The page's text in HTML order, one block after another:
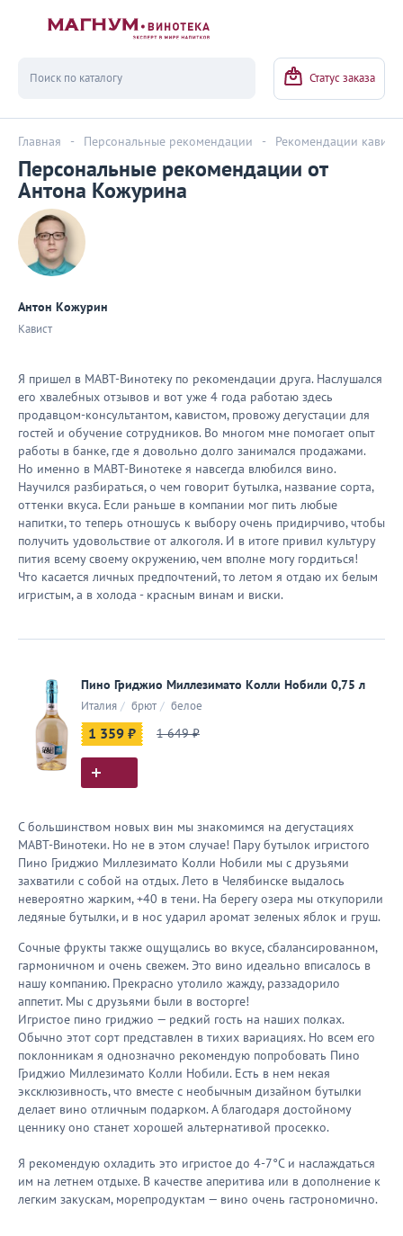
Статус заказа
Главная - Персональные рекомендации - Рекомендации
Персональные рекомендации от
Антона Кожурина
Антон Кожурин
Кавист
Я пришел в МАВТ-Винотеку по рекомендации друга. Наслушался
его хвалебных отзывов и вот уже 4 года работаю здесь
продавцом-консультантом, кавистом, провожу дегустации для
гостей и обучение сотрудников. Во многом мне помогает опыт
работы в банке, где я довольно долго занимался продажами.
Но именно в МАВТ-Винотеке я навсегда влюбился вино.
Научился разбираться, о чем говорит бутылка, название сорта,
оттенки вкуса. Если раньше в компании мог пить любые
напитки, то теперь отношусь к выбору очень придирчиво, чтобы
получить удовольствие от алкоголя. И в итоге привил культуру
пития всему своему окружению, чем вполне могу гордиться!
Что касается личных предпочтений, то летом я отдаю их белым
игристым, а в холода - красным винам и виски.
Пино Гриджио Миллезимато Колли Нобили 0,75 л
Италия / брют / белое
1 359 ₽ 1 649 ₽
С большинством новых вин мы знакомимся на дегустациях
МАВТ-Винотеки. Но не в этом случае! Пару бутылок игристого
Пино Гриджио Миллезимато Колли Нобили мы с друзьями
захватили с собой на отдых. Лето в Челябинске выдалось
невероятно жарким, +40 в тени. На берегу озера мы откупорили
ледяные бутылки, и в нос ударил аромат зеленых яблок и груш.
Сочные фрукты также ощущались во вкусе, сбалансированном,
гармоничном и очень свежем. Это вино идеально вписалось в
нашу компанию. Прекрасно утолило жажду, раззадорило
аппетит. Мы с друзьями были в восторге!
Игристое пино гриджио — редкий гость на наших полках.
Обычно этот сорт представлен в тихих вариациях. Но всем его
поклонникам я однозначно рекомендую попробовать Пино
Гриджио Миллезимато Колли Нобили. Есть в нем некая
эксклюзивность, что вместе с необычным дизайном бутылки
делает вино отличным подарком. А благодаря достойному
ценнику оно станет хорошей альтернативой просекко.
Я рекомендую охладить это игристое до 4-7°С и наслаждаться
им на летнем отдыхе. В качестве аперитива или в дополнение к
легким закускам, морепродуктам — вино очень гастрономично.